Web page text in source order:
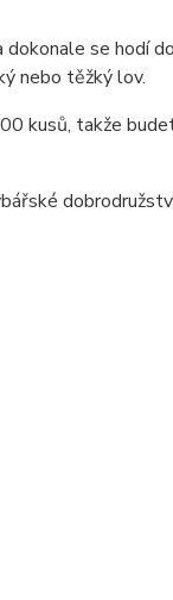
se hodí
nebo těžký lov.
kusů, takže